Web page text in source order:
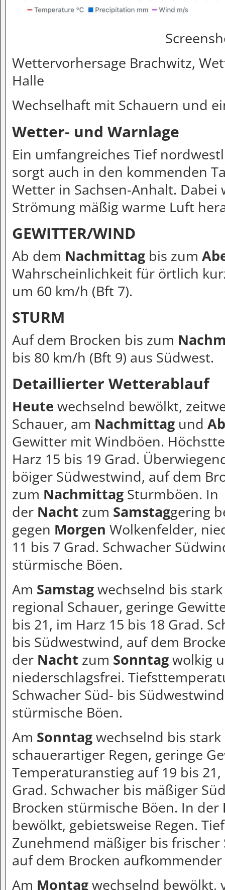
Wettervorhersage Brachwitz,
Halle
Wechselhaft mit Schauern und
Wetter- und Warnlage
Ein umfangreiches Tief
sorgt auch in den kommenden
Wetter in Sachsen-Anhalt.
Strömung mäßig warme Luft
GEWITTER/WIND
Ab dem Nachmittagbis zum
Wahrscheinlichkeit für örtlich
um 60 km/h (Bft 7).
STURM
Auf dem Brocken bis zum
bis 80 km/h (Bft 9) aus Südwest.
Detaillierter Wetterablauf
Heute wechselnd bewölkt,
Schauer, am Nachmittagund
Gewitter mit Windböen.
Harz 15 bis 19 Grad.
böiger Südwestwind, auf dem
zum NachmittagSturmböen. In
der Nacht zum Samstaggering
gegen Morgen Wolkenfelder,
11 bis 7 Grad. Schwacher
stürmische Böen.
Am Samstagwechselnd bis
regional Schauer, geringe
bis 21, im Harz 15 bis 18 Grad.
bis Südwestwind, auf dem
der Nacht zum Sonntagwolkig
niederschlagsfrei.
Schwacher Süd- bis
stürmische Böen.
Am Sonntagwechselnd bis
schauerartiger Regen, geringe
Temperaturanstieg auf 19 bis
Grad. Schwacher bis mäßiger
Brocken stürmische Böen. In der
bewölkt, gebietsweise Regen.
Zunehmend mäßiger bis frischer
auf dem Brocken
Am Montagwechselnd bewölkt,